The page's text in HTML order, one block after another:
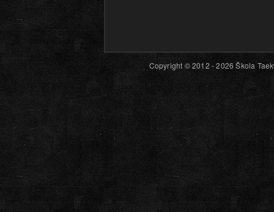
Copyright © 2012 - 2026 Škola